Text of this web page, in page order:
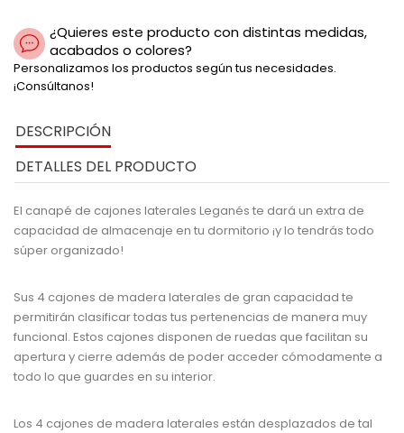
¿Quieres este producto con distintas medidas,
acabados o colores?
Personalizamos los productos según tus necesidades.
¡Consúltanos!
DESCRIPCIÓN
DETALLES DEL PRODUCTO
El canapé de cajones laterales Leganés te dará un extra de
capacidad de almacenaje en tu dormitorio ¡y lo tendrás todo
súper organizado!
Sus 4 cajones de madera laterales de gran capacidad te
permitirán clasificar todas tus pertenencias de manera muy
funcional. Estos cajones disponen de ruedas que facilitan su
apertura y cierre además de poder acceder cómodamente a
todo lo que guardes en su interior.
Los 4 cajones de madera laterales están desplazados de tal